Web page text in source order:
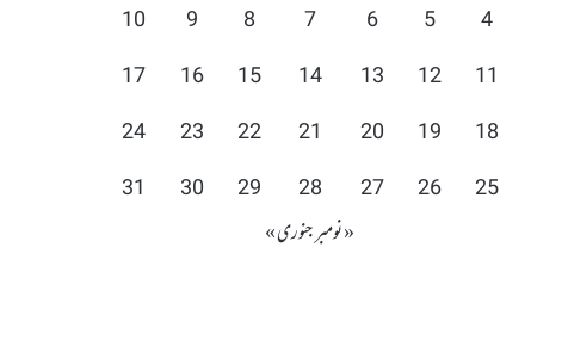
4
5
6
7
8
9
10
11
12
13
14
15
16
17
18
19
20
21
22
23
24
25
26
27
28
29
30
31
« نومبرجنوری »